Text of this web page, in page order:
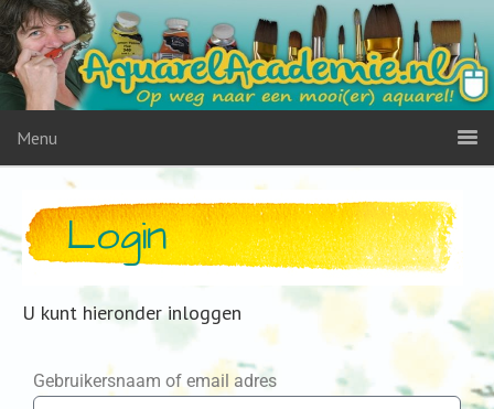
Menu
Login
U kunt hieronder inloggen
Gebruikersnaam of email adres